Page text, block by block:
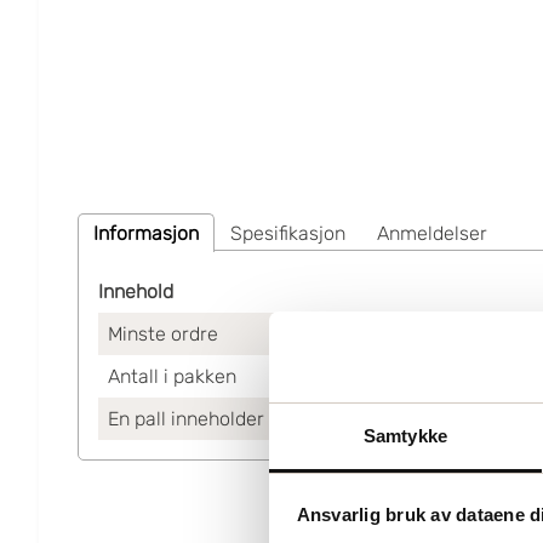
Samtykke
Ansvarlig bruk av dataene
Informasjon Spesifikasjon Anmeldelser
Innehold
Minste ordre
Antall i pakken
En pall inneholder